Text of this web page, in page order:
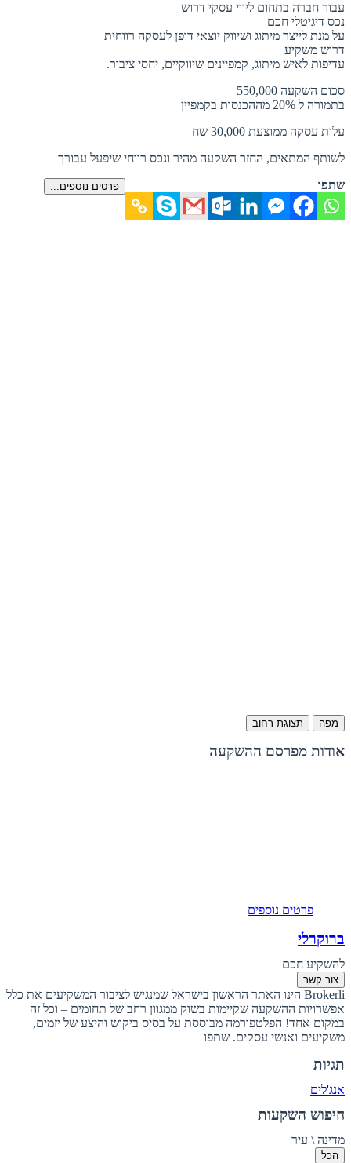
עבור חברה בתחום ליווי עסקי דרוש
נכס דיגיטלי חכם
על מנת לייצר מיתוג ושיווק יוצאי דופן לעסקה רווחית
דרוש משקיע
עדיפות לאיש מיתוג, קמפיינים שיווקיים, יחסי ציבור.
סכום השקעה 550,000
בתמורה ל 20% מההכנסות בקמפיין
עלות עסקה ממוצעת 30,000 שח
לשותף המתאים, החזר השקעה מהיר ונכס רווחי שיפעל עבורך
שתפו
פרטים נוספים...
מפה תצוגת רחוב
אודות מפרסם ההשקעה
פרטים נוספים
ברוקרלי
להשקיע חכם
צור קשר
Brokerli הינו האתר הראשון בישראל שמנגיש לציבור המשקיעים את כלל
אפשרויות ההשקעה שקיימות בשוק ממגוון רחב של תחומים – וכל זה
במקום אחד! הפלטפורמה מבוססת על בסיס ביקוש והיצע של יזמים,
משקיעים ואנשי עסקים. שתפו
תגיות
אנג'לים
חיפוש השקעות
מדינה \ עיר
הכל